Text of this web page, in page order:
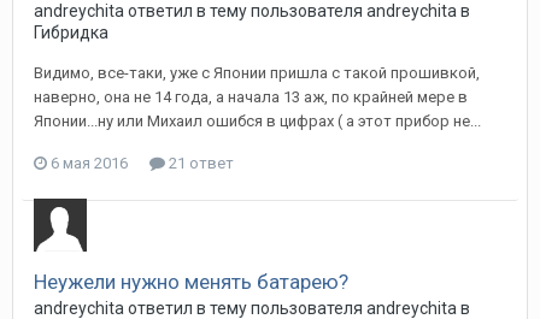
andreychita ответил в тему пользователя andreychita в
Гибридка
Видимо, все-таки, уже с Японии пришла с такой прошивкой,
наверно, она не 14 года, а начала 13 аж, по крайней мере в
Японии...ну или Михаил ошибся в цифрах ( а этот прибор не...
6 мая 2016 21 ответ
Неужели нужно менять батарею?
andreychita ответил в тему пользователя andreychita в